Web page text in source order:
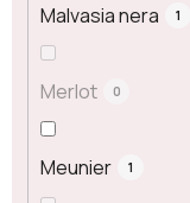
Malvasia nera 1
Merlot 0
Meunier 1